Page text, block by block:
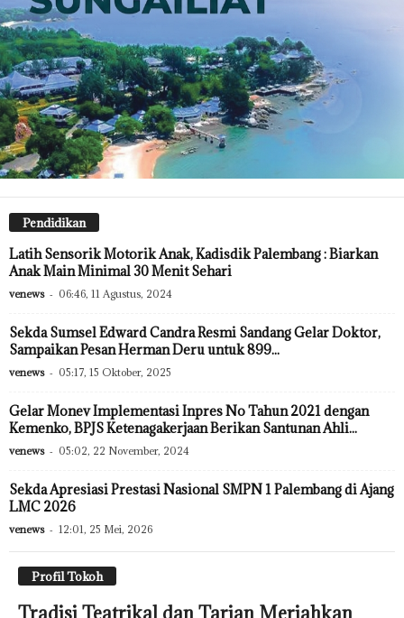
Pendidikan
Latih Sensorik Motorik Anak, Kadisdik Palembang : Biarkan
Anak Main Minimal 30 Menit Sehari
venews - 06:46, 11 Agustus, 2024
Sekda Sumsel Edward Candra Resmi Sandang Gelar Doktor,
Sampaikan Pesan Herman Deru untuk 899...
venews - 05:17, 15 Oktober, 2025
Gelar Monev Implementasi Inpres No Tahun 2021 dengan
Kemenko, BPJS Ketenagakerjaan Berikan Santunan Ahli...
venews - 05:02, 22 November, 2024
Sekda Apresiasi Prestasi Nasional SMPN 1 Palembang di Ajang
LMC 2026
venews - 12:01, 25 Mei, 2026
Profil Tokoh